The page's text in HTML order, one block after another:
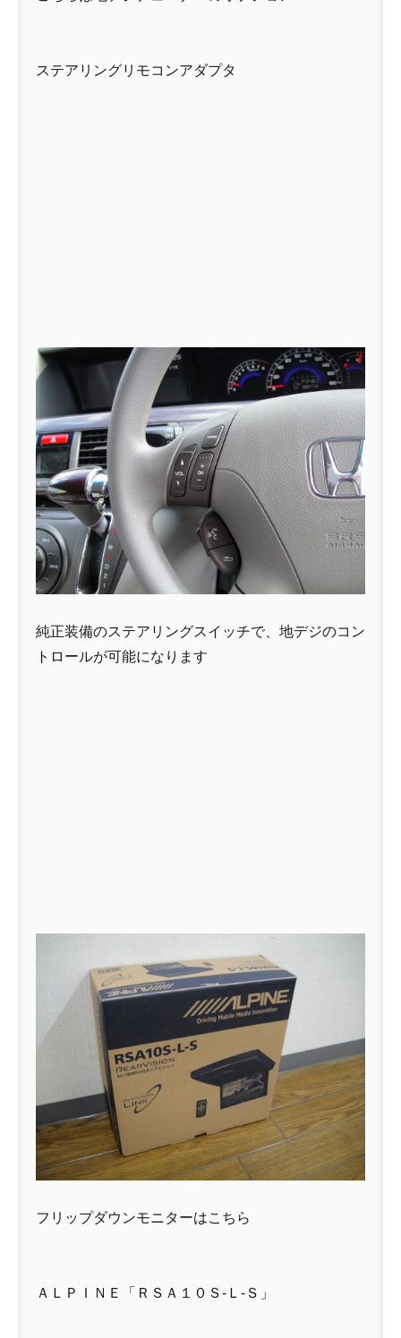
ステアリングリモコンアダプタ
純正装備のステアリングスイッチで、地デジのコン
トロールが可能になります
フリップダウンモニターはこちら
ＡＬＰＩＮＥ「ＲＳＡ１０Ｓ-Ｌ-Ｓ」